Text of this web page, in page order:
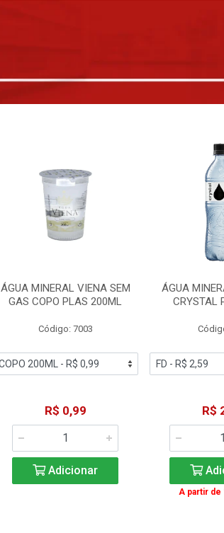
ÁGUA MINERAL VIENA SEM
GAS COPO PLAS 200ML
Código: 7003
R$ 0,99
Adicionar
ÁGUA
CRYSTAL
R$
A partir de